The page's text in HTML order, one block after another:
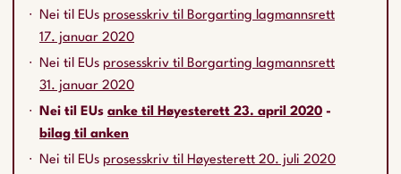
Nei til EUs prosesskriv til Borgarting lagmannsrett
17. januar 2020
Nei til EUs prosesskriv til Borgarting lagmannsrett
31. januar 2020
Nei til EUs anke til Høyesterett 23. april 2020 -
bilag til anken
Nei til EUs prosesskriv til Høyesterett 20. juli 2020